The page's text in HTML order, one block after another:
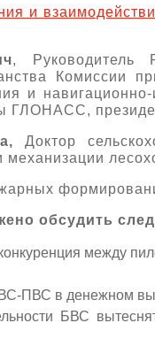
и
, Руководитель
Комиссии
и
ГЛОНАСС,
Доктор
обсудить
между
ПВС в денежном
БВС